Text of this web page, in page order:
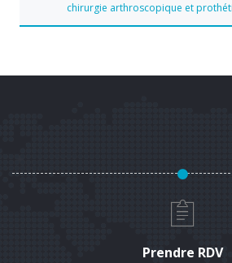
chirurgie arthroscopique et
Prendre RDV